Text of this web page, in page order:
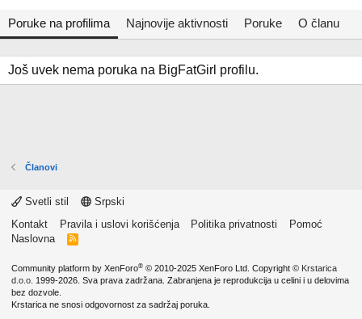
Poruke na profilima Najnovije aktivnosti Poruke O članu
Još uvek nema poruka na BigFatGirl profilu.
Članovi
Svetli stil
Srpski
Kontakt
Pravila i uslovi korišćenja Politika privatnosti
Pomoć
Naslovna
R
Community platform by XenForo® © 2010-2025 XenForo Ltd. Copyright © Krstarica
d.o.o. 1999-2026. Sva prava zadržana. Zabranjena je reprodukcija u celini i u delovima
bez dozvole.
Krstarica ne snosi odgovornost za sadržaj poruka.